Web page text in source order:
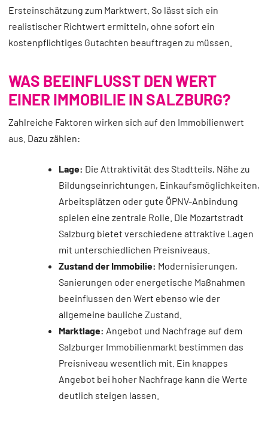
Ersteinschätzung zum Marktwert. So lässt sich ein
realistischer Richtwert ermitteln, ohne sofort ein
kostenpflichtiges Gutachten beauftragen zu müssen.
WAS BEEINFLUSST DEN WERT
EINER IMMOBILIE IN SALZBURG?
Zahlreiche Faktoren wirken sich auf den Immobilienwert
aus. Dazu zählen:
Lage: Die Attraktivität des Stadtteils, Nähe zu
Bildungseinrichtungen, Einkaufsmöglichkeiten,
Arbeitsplätzen oder gute ÖPNV-Anbindung
spielen eine zentrale Rolle. Die Mozartstradt
Salzburg bietet verschiedene attraktive Lagen
mit unterschiedlichen Preisniveaus.
Zustand der Immobilie: Modernisierungen,
Sanierungen oder energetische Maßnahmen
beeinflussen den Wert ebenso wie der
allgemeine bauliche Zustand.
Marktlage: Angebot und Nachfrage auf dem
Salzburger Immobilienmarkt bestimmen das
Preisniveau wesentlich mit. Ein knappes
Angebot bei hoher Nachfrage kann die Werte
deutlich steigen lassen.